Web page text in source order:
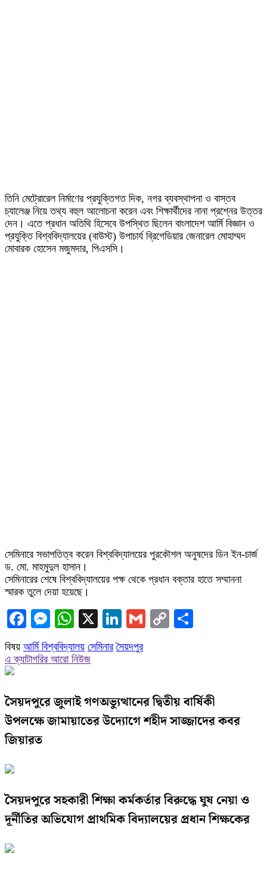
তিনি মেট্রোরেল নির্মাণের প্রযুক্তিগত দিক, নগর ব্যবস্থাপনা ও বাস্তব
চ্যালেঞ্জ নিয়ে তথ্য বহুল আলোচনা করেন এবং শিক্ষার্থীদের নানা প্রশ্নের উত্তর
দেন। এতে প্রধান অতিথি হিসেবে উপস্থিত ছিলেন বাংলাদেশ আর্মি বিজ্ঞান ও
প্রযুক্তি বিশ্ববিদ্যালয়ের (বাউস্ট) উপাচার্য ব্রিগেডিয়ার জেনারেল মোহাম্মদ
মোবারক হোসেন মজুমদার, পিএসসি।
সেমিনারে সভাপতিত্ব করেন বিশ্ববিদ্যালয়ের পুরকৌশল অনুষদের ডিন ইন-চার্জ
ড. মো. মাহমুদুল হাসান।
সেমিনারের শেষে বিশ্ববিদ্যালয়ের পক্ষ থেকে প্রধান বক্তার হাতে সম্মাননা
স্মারক তুলে দেয়া হয়েছে।
Facebook
Messenger
WhatsApp
X LinkedIn
GmailCopy
বিষয় আর্মি বিশ্ববিদ্যালয় সেমিনার সৈয়দপুর
এ ক্যাটাগরির আরো নিউজ
সৈয়দপুরে জুলাই গণঅভ্যুত্থানের দ্বিতীয় বার্ষিকী
উপলক্ষে জামায়াতের উদ্যোগে শহীদ সাজ্জাদের কবর
জিয়ারত
সৈয়দপুরে সহকারী শিক্ষা কর্মকর্তার বিরুদ্ধে ঘুষ নেয়া ও
দূর্নীতির অভিযোগ প্রাথমিক বিদ্যালয়ের প্রধান শিক্ষকের